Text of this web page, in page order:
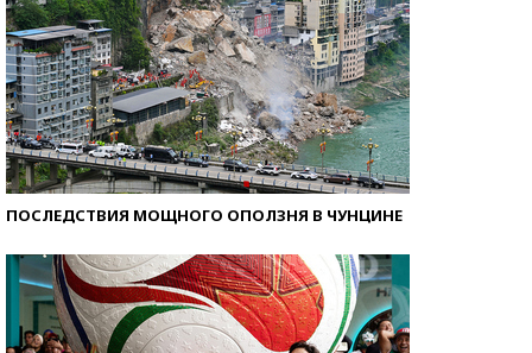
ПОСЛЕДСТВИЯ МОЩНОГО ОПОЛЗНЯ В ЧУНЦИНЕ